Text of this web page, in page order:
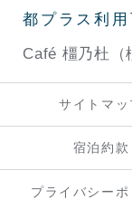
都プラス利
Café 橿乃杜（
サイトマッ
宿泊約款
プライバシーポ